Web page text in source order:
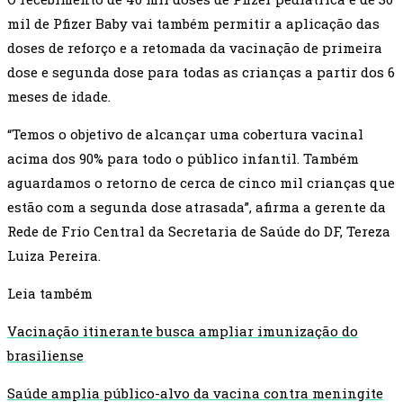
mil de Pfizer Baby vai também permitir a aplicação das
doses de reforço e a retomada da vacinação de primeira
dose e segunda dose para todas as crianças a partir dos 6
meses de idade.
“Temos o objetivo de alcançar uma cobertura vacinal
acima dos 90% para todo o público infantil. Também
aguardamos o retorno de cerca de cinco mil crianças que
estão com a segunda dose atrasada”, afirma a gerente da
Rede de Frio Central da Secretaria de Saúde do DF, Tereza
Luiza Pereira.
Leia também
Vacinação itinerante busca ampliar imunização do
brasiliense
Saúde amplia público-alvo da vacina contra meningite